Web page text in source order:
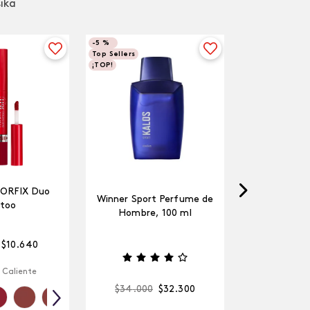
Duo
$10 .640
Caliente
-5 %
Top Sellers
¡TOP!
Winner Sport Perfume de
Hombre, 100 ml
$34.000 $32 .300